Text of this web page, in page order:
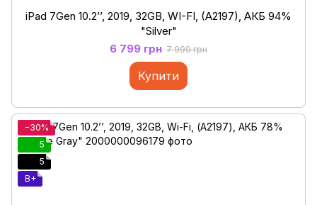
iPad 7Gen 10.2’’, 2019, 32GB, WI-FI, (A2197), АКБ 94%
"Silver"
6 799 грн 7 999 грн
Купити
−30%
5
5
B+